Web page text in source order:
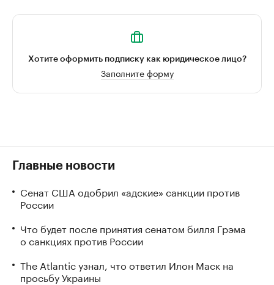
Хотите оформить подписку как юридическое лицо?
Заполните форму
Главные новости
Сенат США одобрил «адские» санкции против
России
Что будет после принятия сенатом билля Грэма
о санкциях против России
The Atlantic узнал, что ответил Илон Маск на
просьбу Украины